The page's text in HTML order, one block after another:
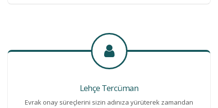
Lehçe Tercüman
Evrak onay süreçlerini sizin adınıza yürüterek zamandan